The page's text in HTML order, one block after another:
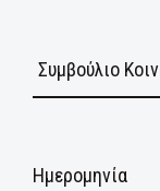
Ημερομηνία